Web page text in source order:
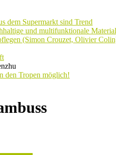
dem Supermarkt sind Trend
und multifunktionale
(Simon Crouzet, Olivier
den Tropen möglich!